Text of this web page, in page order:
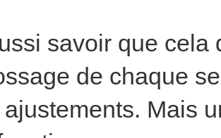
savoir que
de chaque
Mais